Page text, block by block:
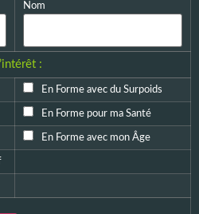
Nom
:
En Forme avec du Surpoids
En Forme pour ma Santé
En Forme avec mon Âge